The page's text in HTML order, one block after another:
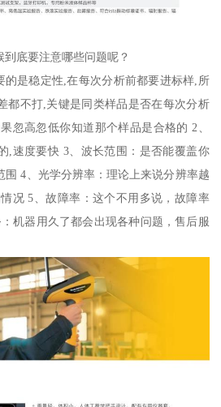
底要注意哪些问题呢？
的是稳定性,在每次分析前都要进标样,所
都不打,关键是同类样品是否在每次分析
忽高忽低你知道那个样品是合格的 2、
,速度要快 3、波长范围：是否能覆盖你
围 4、光学分辨率：理论上来说分辨率越
况 5、故障率：这个不用多说，故障率
机器用久了都会出现各种问题，售后服